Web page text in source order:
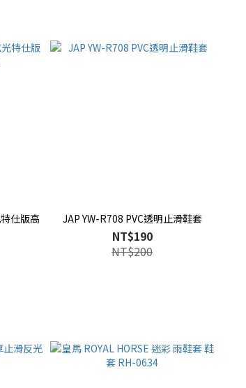
仕版高
JAP YW-R708 PVC透明止滑鞋套
NT$190
NT$200